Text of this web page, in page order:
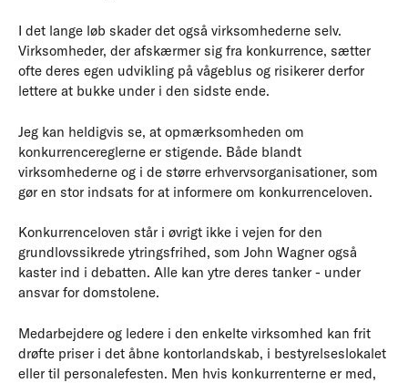
I det lange løb skader det også virksomhederne selv.
Virksomheder, der afskærmer sig fra konkurrence, sætter
ofte deres egen udvikling på vågeblus og risikerer derfor
lettere at bukke under i den sidste ende.
Jeg kan heldigvis se, at opmærksomheden om
konkurrencereglerne er stigende. Både blandt
virksomhederne og i de større erhvervsorganisationer, som
gør en stor indsats for at informere om konkurrenceloven.
Konkurrenceloven står i øvrigt ikke i vejen for den
grundlovssikrede ytringsfrihed, som John Wagner også
kaster ind i debatten. Alle kan ytre deres tanker - under
ansvar for domstolene.
Medarbejdere og ledere i den enkelte virksomhed kan frit
drøfte priser i det åbne kontorlandskab, i bestyrelseslokalet
eller til personalefesten. Men hvis konkurrenterne er med,